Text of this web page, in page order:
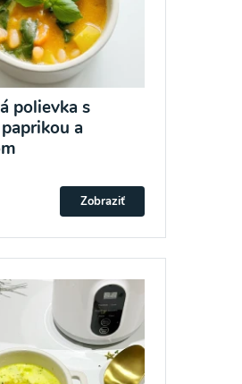
polievka s
a
Zobraziť